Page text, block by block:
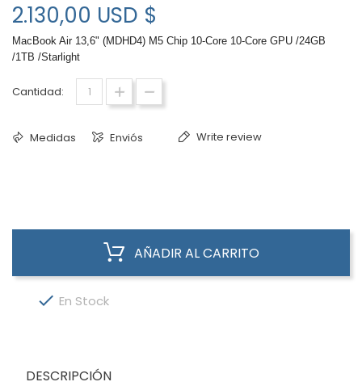
2.130,00 USD $
MacBook Air 13,6" (MDHD4) M5 Chip 10-Core 10-Core GPU /24GB
/1TB /Starlight
Cantidad:
Medidas Enviós Write review
AÑADIR AL CARRITO
 En Stock
DESCRIPCIÓN